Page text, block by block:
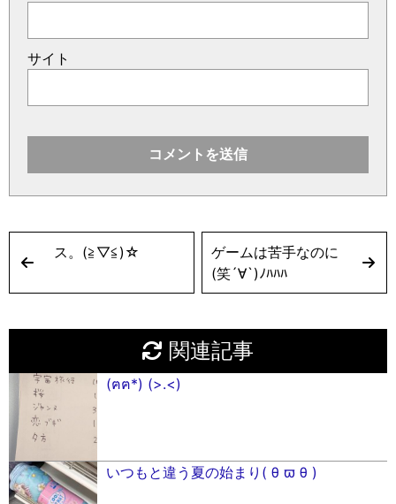
サイト
ス。(≧︎▽︎≦︎)☆︎
ゲームは苦手なのに
(笑´∀︎`)ﾉﾊﾊﾊ
関連記事
(ฅฅ*) (>.<)
いつもと違う夏の始まり( θ ϖ θ )